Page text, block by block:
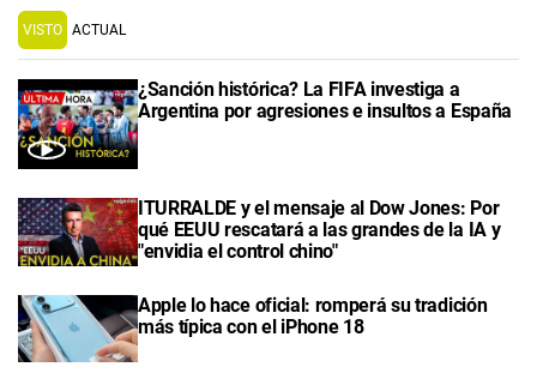
VISTO ACTUAL
¿Sanción histórica? La FIFA investiga a
Argentina por agresiones e insultos a España
ITURRALDE y el mensaje al Dow Jones: Por
qué EEUU rescatará a las grandes de la IA y
"envidia el control chino"
Apple lo hace oficial: romperá su tradición
más típica con el iPhone 18